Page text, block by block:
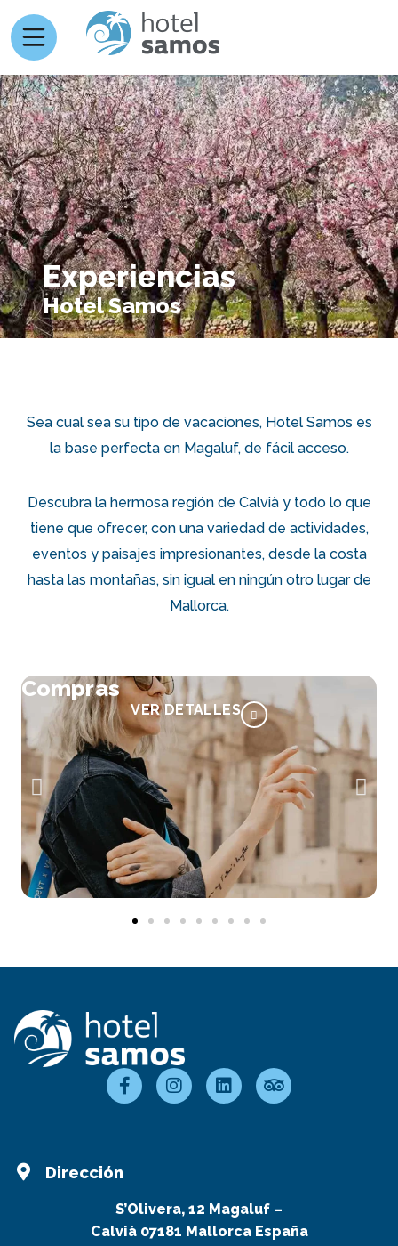
Experiencias
Hotel Samos
Sea cual sea su tipo de vacaciones, Hotel Samos es
la base perfecta en Magaluf, de fácil acceso.
Descubra la hermosa región de Calvià y todo lo que
tiene que ofrecer, con una variedad de actividades,
eventos y paisajes impresionantes, desde la costa
hasta las montañas, sin igual en ningún otro lugar de
Mallorca.
Compras
VER DETALLES
Dirección
S’Olivera, 12 Magaluf –
Calvià 07181 Mallorca España